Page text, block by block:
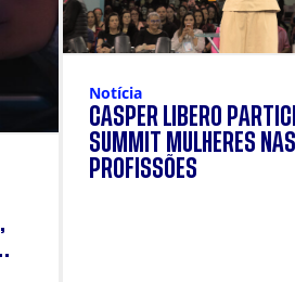
Notícia
CÁSPER LÍBERO
SUMMIT MULHERES NAS
PROFISSÕES